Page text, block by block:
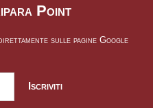
Point
sulle pagine Google
Iscriviti